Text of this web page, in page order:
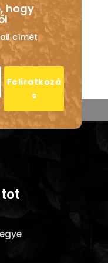
hogy
címét
Feliratkozá
s